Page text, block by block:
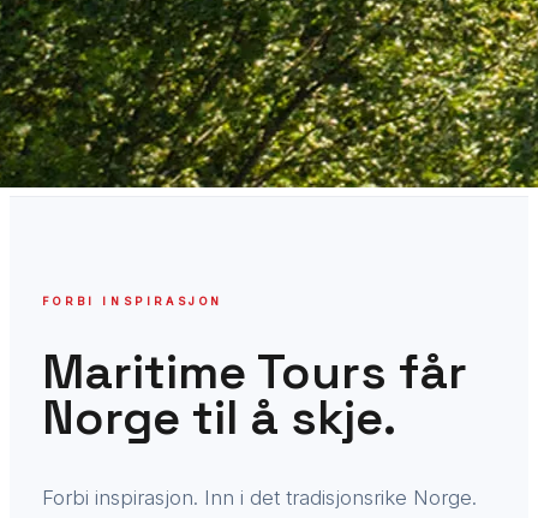
FORBI INSPIRASJON
Maritime Tours får
Norge til å skje.
Forbi inspirasjon. Inn i det tradisjonsrike Norge.